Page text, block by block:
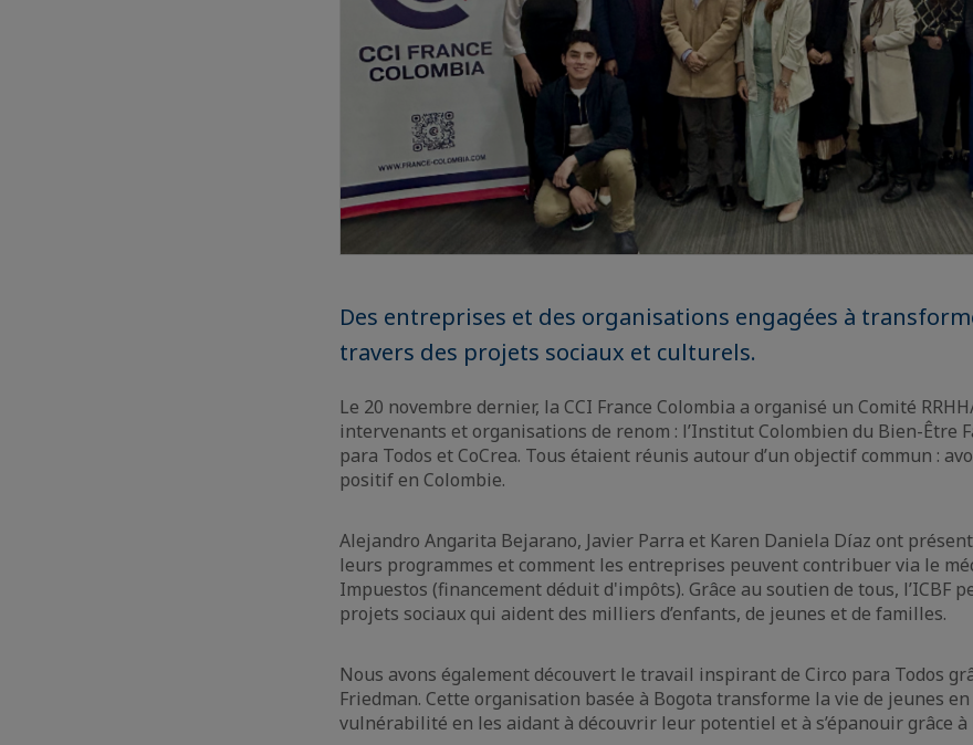
Des entreprises et des organisations engagées à
travers des projets sociaux et culturels.
Le 20 novembre dernier, la CCI France Colombia a organisé un Comité
intervenants et organisations de renom : l’Institut Colombien du Bien-Être
para Todos et CoCrea. Tous étaient réunis autour d’un objectif commun :
positif en Colombie.
Alejandro Angarita Bejarano, Javier Parra et Karen Daniela Díaz ont
leurs programmes et comment les entreprises peuvent contribuer via le
Impuestos (financement déduit d'impôts). Grâce au soutien de tous, l’ICBF
projets sociaux qui aident des milliers d’enfants, de jeunes et de familles.
Nous avons également découvert le travail inspirant de Circo para Todos
Friedman. Cette organisation basée à Bogota transforme la vie de jeunes
vulnérabilité en les aidant à découvrir leur potentiel et à s’épanouir grâce à